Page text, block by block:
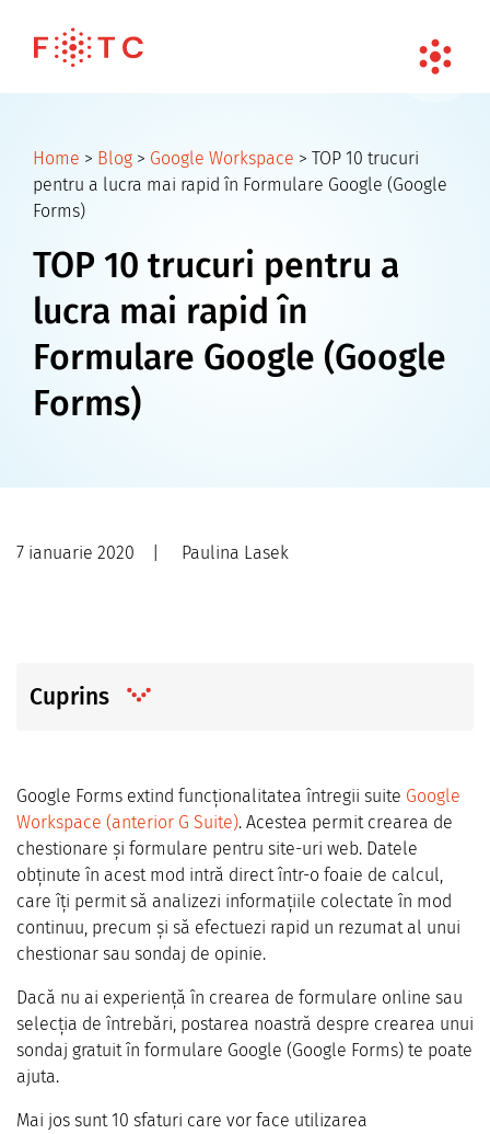
Home > Blog > Google Workspace > TOP 10 trucuri
pentru a lucra mai rapid în Formulare Google (Google
Forms)
TOP 10 trucuri pentru a
lucra mai rapid în
Formulare Google (Google
Forms)
7 ianuarie 2020 Paulina Lasek
Cuprins
Google Forms extind funcționalitatea întregii suite Google
Workspace (anterior G Suite). Acestea permit crearea de
chestionare și formulare pentru site-uri web. Datele
obținute în acest mod intră direct într-o foaie de calcul,
care îți permit să analizezi informațiile colectate în mod
continuu, precum și să efectuezi rapid un rezumat al unui
chestionar sau sondaj de opinie.
Dacă nu ai experiență în crearea de formulare online sau
selecția de întrebări, postarea noastră despre crearea unui
sondaj gratuit în formulare Google (Google Forms) te poate
ajuta.
Mai jos sunt 10 sfaturi care vor face utilizarea